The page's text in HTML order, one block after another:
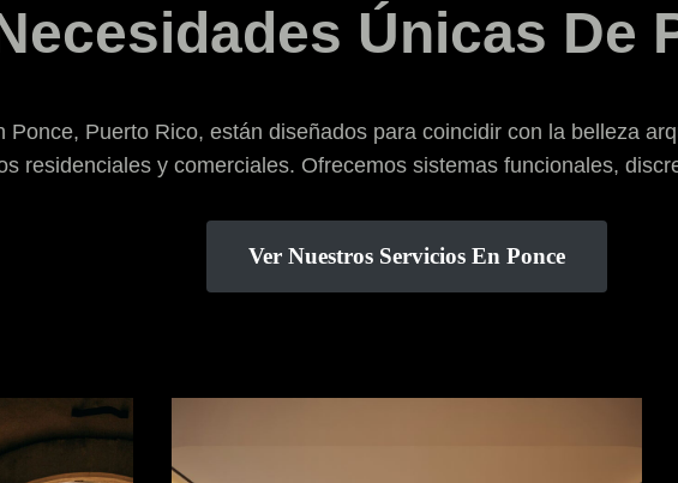
Únicas De
Ponce, Puerto Rico, están diseñados para coincidir con la belleza
residenciales y comerciales. Ofrecemos sistemas funcionales,
Ver Nuestros Servicios En Ponce